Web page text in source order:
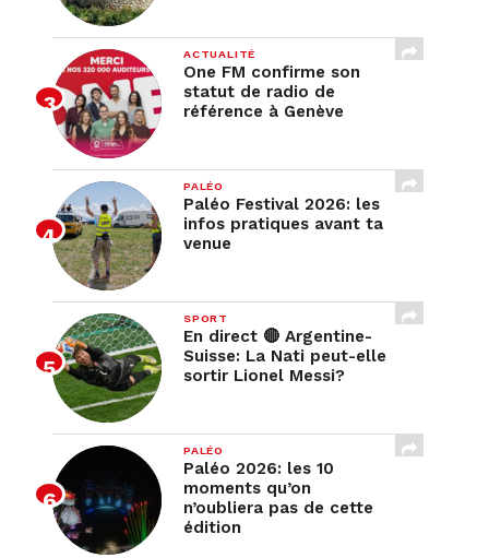
ACTUALITÉ
One FM confirme son
statut de radio de
référence à Genève
PALÉO
Paléo Festival 2026: les
infos pratiques avant ta
venue
SPORT
En direct 🔴 Argentine-
Suisse: La Nati peut-elle
sortir Lionel Messi?
PALÉO
Paléo 2026: les 10
moments qu’on
n’oubliera pas de cette
édition